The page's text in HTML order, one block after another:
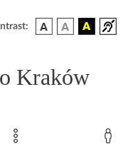
Kraków